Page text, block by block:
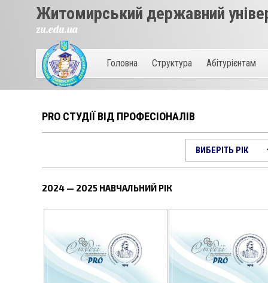
Житомирський державний
zu.edu.ua
Головна Структура Абітурієнтам
PRO СТУДІЇ ВІД ПРОФЕСІОНАЛІВ
2024 — 2025 НАВЧАЛЬНИЙ РІК